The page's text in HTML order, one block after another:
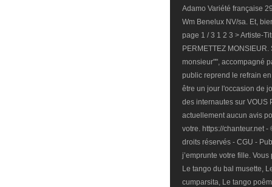
Adamo Variété française
Wm Benelux NV/sa. Et,
page 1 / 3 1 2 3 > Artiste-
PERMETTEZ
monsieur"", accompagné
public reprend le refrain
être un jour l'occasion de
des internautes sur VOUS
actuellement aucun avis
votre. https://chanteur.net
droits réservés - CGU -
j’emprunte votre fille.
Le tango du bal musette,
cumparsita, Le tango